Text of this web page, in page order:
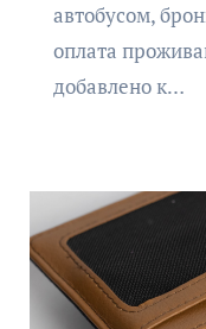
автобусом,
оплата
добавлено к…